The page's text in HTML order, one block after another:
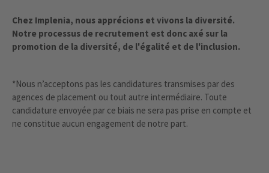
Chez Implenia, nous apprécions et vivons la diversité.
Notre processus de recrutement est donc axé sur la
promotion de la diversité, de l'égalité et de l'inclusion.
*Nous n’acceptons pas les candidatures transmises par des
agences de placement ou tout autre intermédiaire. Toute
candidature envoyée par ce biais ne sera pas prise en compte et
ne constitue aucun engagement de notre part.